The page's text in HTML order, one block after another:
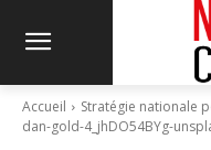
Accueil
Stratégie nationale
dan-gold-4_jhDO54BYg-